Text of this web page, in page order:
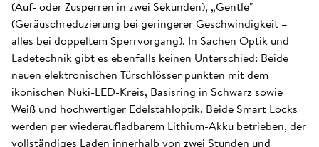
(Auf- oder Zusperren in zwei Sekunden), „Gentle"
(Geräuschreduzierung bei geringerer Geschwindigkeit –
alles bei doppeltem Sperrvorgang). In Sachen Optik und
Ladetechnik gibt es ebenfalls keinen Unterschied: Beide
neuen elektronischen Türschlösser punkten mit dem
ikonischen Nuki-LED-Kreis, Basisring in Schwarz sowie
Weiß und hochwertiger Edelstahloptik. Beide Smart Locks
werden per wiederaufladbarem Lithium-Akku betrieben, der
vollständiges Laden innerhalb von zwei Stunden und